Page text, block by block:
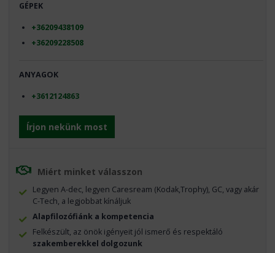
GÉPEK
+36209438109
+36209228508
ANYAGOK
+3612124863
Írjon nekünk most
Miért minket válasszon
Legyen A-dec, legyen Caresream (Kodak,Trophy), GC, vagy akár
C-Tech, a legjobbat kínáljuk
Alapfilozófiánk a kompetencia
Felkészült, az önök igényeit jól ismerő és respektáló
szakemberekkel dolgozunk